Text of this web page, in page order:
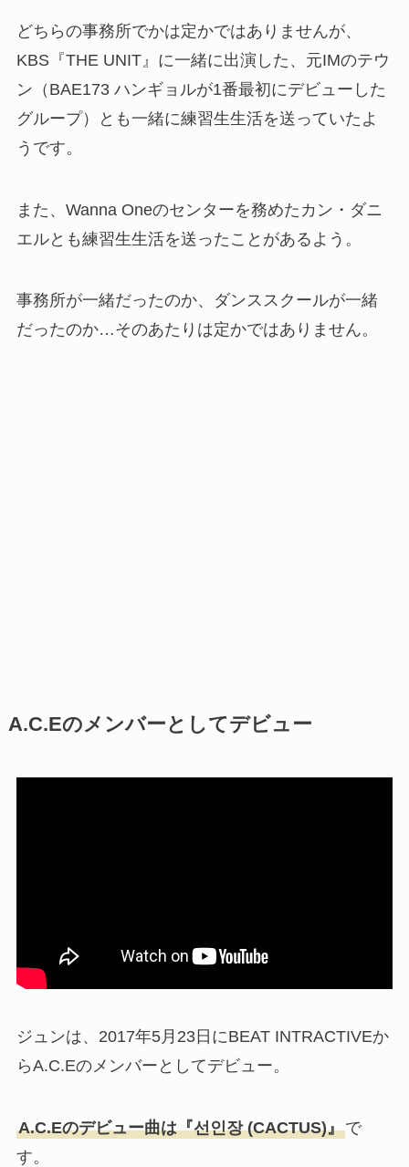
どちらの事務所でかは定かではありませんが、
KBS『THE UNIT』に一緒に出演した、元IMのテウ
ン（BAE173 ハンギョルが1番最初にデビューした
グループ）とも一緒に練習生生活を送っていたよ
うです。
また、Wanna Oneのセンターを務めたカン・ダニ
エルとも練習生生活を送ったことがあるよう。
事務所が一緒だったのか、ダンススクールが一緒
だったのか…そのあたりは定かではありません。
A.C.Eのメンバーとしてデビュー
ジュンは、2017年5月23日にBEAT INTRACTIVEか
らA.C.Eのメンバーとしてデビュー。
A.C.Eのデビュー曲は『선인장 (CACTUS)』で
す。